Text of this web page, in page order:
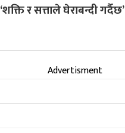
‘शक्ति र सत्ताले घेराबन्दी गर्दैछ’
Advertisment